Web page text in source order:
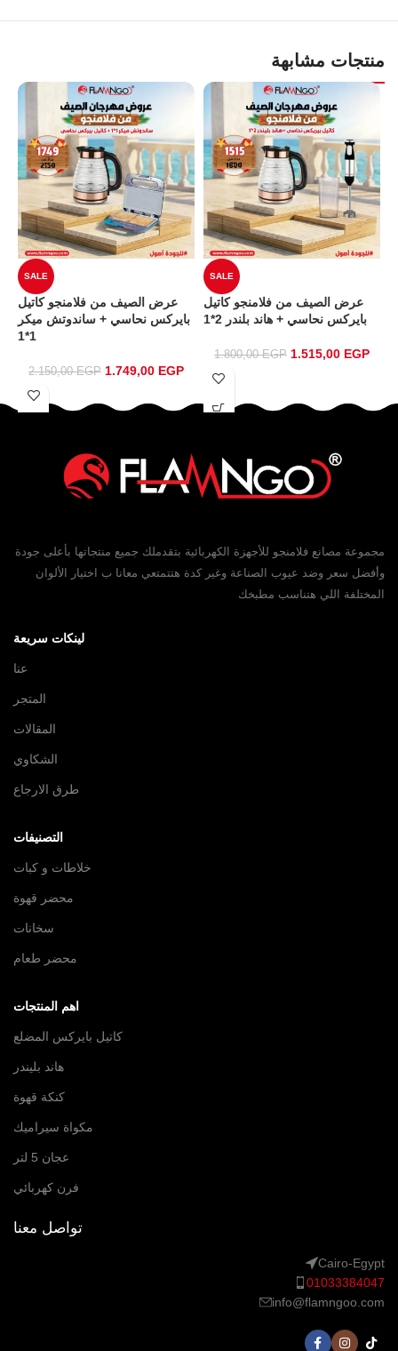
منتجات مشابهة
SALE
عرض الصيف من فلامنجو كاتيل
بايركس نحاسي + ساندوتش ميكر
1*1
2.150,00EGP 1.749,00 EGP
SALE
عرض الصيف من فلامنجو كاتيل
بايركس نحاسي + هاند بلندر 2*1
1.800,00EGP 1.515,00 EGP
مجموعة مصانع فلامنجو للأجهزة الكهربائية بتقدملك جميع منتجاتها بأعلى جودة
وأفضل سعر وضد عيوب الصناعة وغير كدة هتتمتعي معانا ب اختيار الألوان
المختلفة اللي هتناسب مطبخك
لينكات سريعة
عنا
المتجر
المقالات
الشكاوي
طرق الارجاع
التصنيفات
خلاطات و كبات
محضر قهوة
سخانات
محضر طعام
اهم المنتجات
كاتيل بايركس المضلع
هاند بليندر
كنكة قهوة
مكواة سيراميك
عجان 5 لتر
فرن كهربائي
تواصل معنا
Cairo-Egypt
01033384047
info@flamngoo.com